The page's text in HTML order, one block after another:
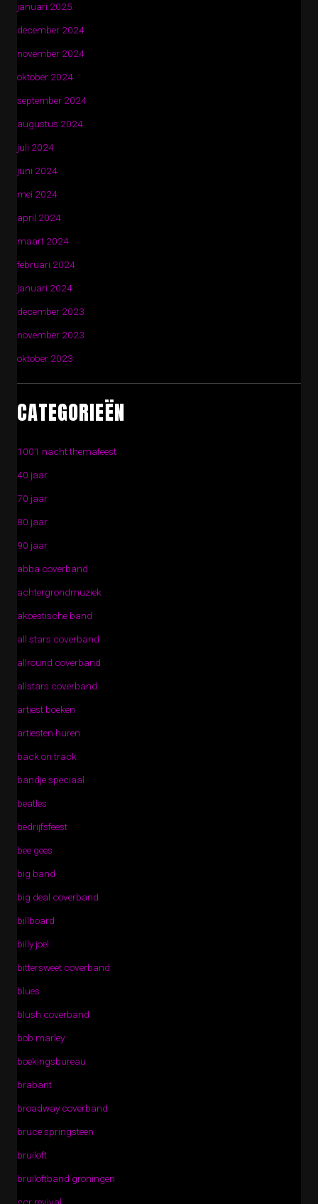
januari 2025
december 2024
november 2024
oktober 2024
september 2024
augustus 2024
juli 2024
juni 2024
mei 2024
april 2024
maart 2024
februari 2024
januari 2024
december 2023
november 2023
oktober 2023
CATEGORIEËN
1001 nacht themafeest
40 jaar
70 jaar
80 jaar
90 jaar
abba coverband
achtergrondmuziek
akoestische band
all stars coverband
allround coverband
allstars coverband
artiest boeken
artiesten huren
back on track
bandje speciaal
beatles
bedrijfsfeest
bee gees
big band
big deal coverband
billboard
billy joel
bittersweet coverband
blues
blush coverband
bob marley
boekingsbureau
brabant
broadway coverband
bruce springsteen
bruiloft
bruiloftband groningen